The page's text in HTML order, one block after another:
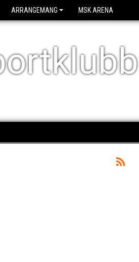
ARRANGEMANG MSK ARENA